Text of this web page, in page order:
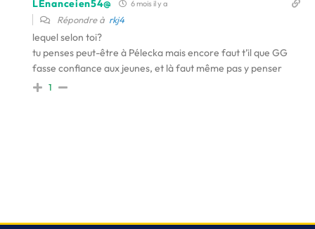
LEnanceien54@ 6 mois il y a
Répondre à rkj4
lequel selon toi?
tu penses peut-être à Pélecka mais encore faut t’il que GG
fasse confiance aux jeunes, et là faut même pas y penser
1